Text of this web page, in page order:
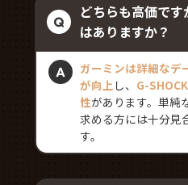
どちらも高価で
はありますか？
ガーミンは詳細なデ
が向上 し、 G-
性があります。単純
求める方には十分見
す。